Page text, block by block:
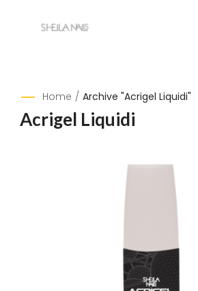
Home / Archive "Acrigel Liquidi"
Acrigel Liquidi